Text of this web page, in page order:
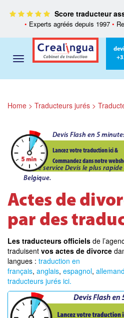
Score traducteur
• Experts agréés depuis 1997 •
Home > Traducteurs jurés >
Devis Flash en 5
Lancez votre traduction ici &
Commandez dans notre
Le service Devis le plus rapide
Belgique.
Actes de
par des
Les traducteurs officiels de
traduisent vos actes de divorce
langues : traduction en
français, anglais, espagnol, allemand
traducteurs jurés ici.